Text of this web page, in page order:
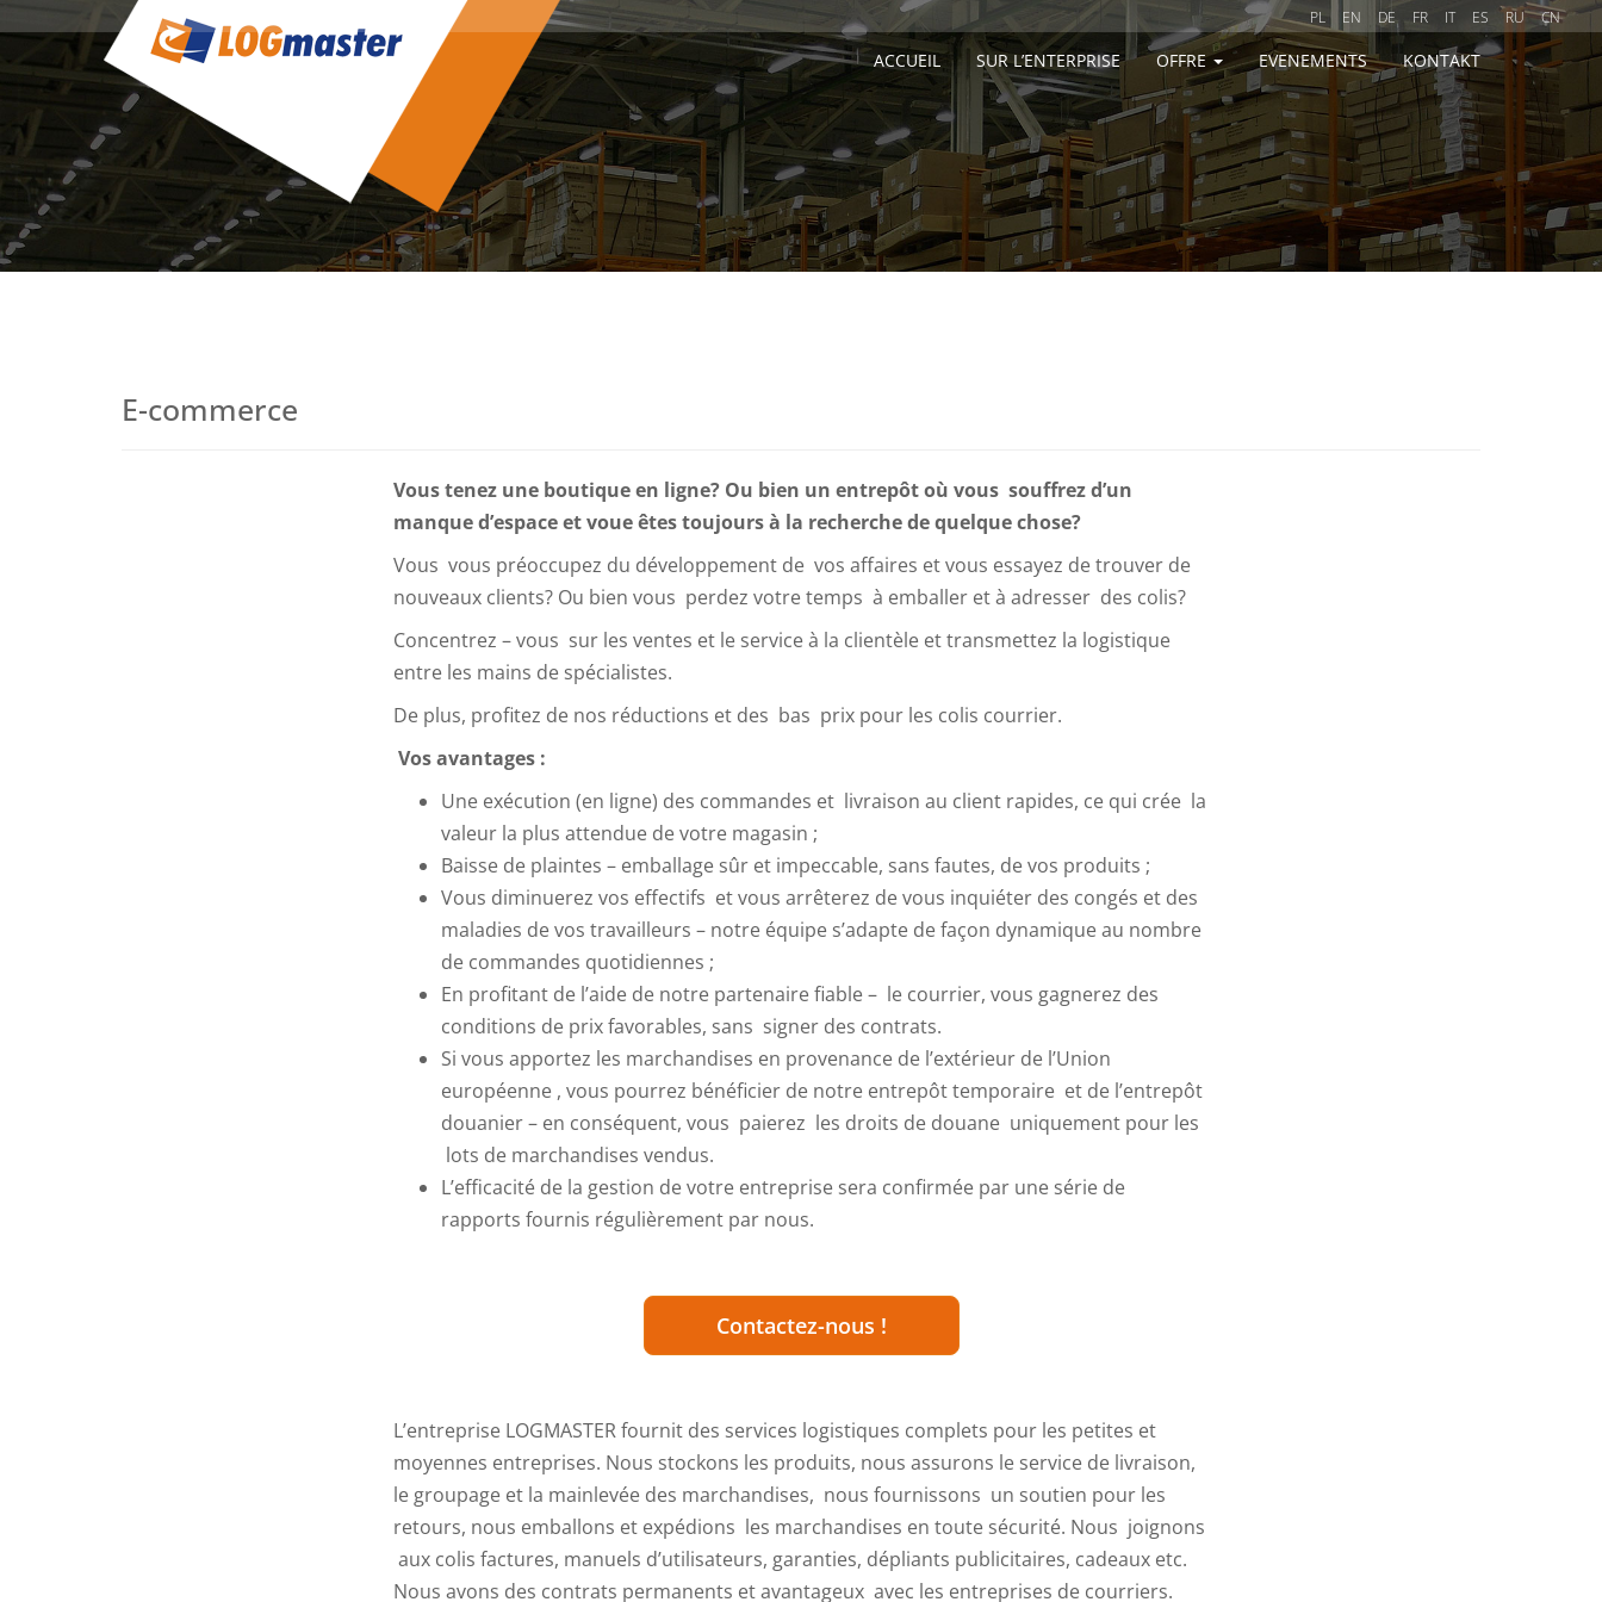
PL EN DE FR IT ES RU CN
ACCUEIL SUR L’ENTERPRISE OFFRE EVENEMENTS KONTAKT
E-commerce
Vous tenez une boutique en ligne? Ou bien un entrepôt où vous souffrez d’un
manque d’espace et voue êtes toujours à la recherche de quelque chose?
Vous vous préoccupez du développement de vos affaires et vous essayez de trouver de
nouveaux clients? Ou bien vous perdez votre temps à emballer et à adresser des colis?
Concentrez – vous sur les ventes et le service à la clientèle et transmettez la logistique
entre les mains de spécialistes.
De plus, profitez de nos réductions et des bas prix pour les colis courrier.
Vos avantages :
Une exécution (en ligne) des commandes et livraison au client rapides, ce qui crée la
valeur la plus attendue de votre magasin ;
Baisse de plaintes – emballage sûr et impeccable, sans fautes, de vos produits ;
Vous diminuerez vos effectifs et vous arrêterez de vous inquiéter des congés et des
maladies de vos travailleurs – notre équipe s’adapte de façon dynamique au nombre
de commandes quotidiennes ;
En profitant de l’aide de notre partenaire fiable – le courrier, vous gagnerez des
conditions de prix favorables, sans signer des contrats.
Si vous apportez les marchandises en provenance de l’extérieur de l’Union
européenne , vous pourrez bénéficier de notre entrepôt temporaire et de l’entrepôt
douanier – en conséquent, vous paierez les droits de douane uniquement pour les
lots de marchandises vendus.
L’efficacité de la gestion de votre entreprise sera confirmée par une série de
rapports fournis régulièrement par nous.
Contactez-nous !
L’entreprise LOGMASTER fournit des services logistiques complets pour les petites et
moyennes entreprises. Nous stockons les produits, nous assurons le service de livraison,
le groupage et la mainlevée des marchandises, nous fournissons un soutien pour les
retours, nous emballons et expédions les marchandises en toute sécurité. Nous joignons
aux colis factures, manuels d’utilisateurs, garanties, dépliants publicitaires, cadeaux etc.
Nous avons des contrats permanents et avantageux avec les entreprises de courriers.